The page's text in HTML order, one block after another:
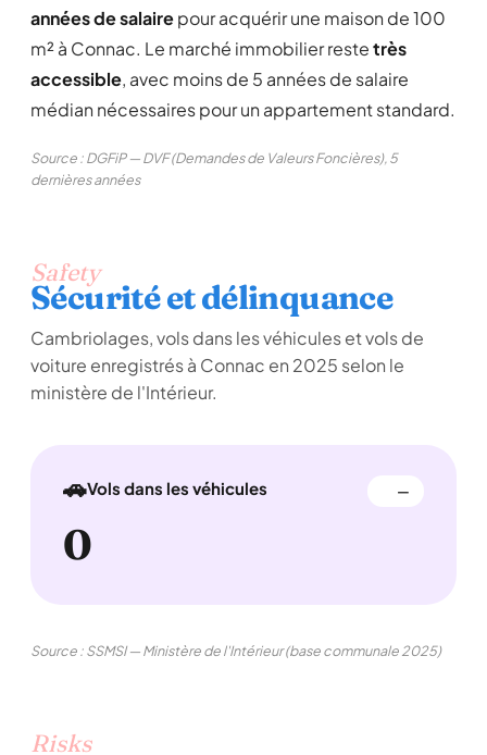
années de salairepour acquérir une maison de 100
m² à Connac. Le marché immobilier restetrès
accessible, avec moins de 5 années de salaire
médian nécessaires pour un appartement standard.
Source : DGFiP — DVF (Demandes de Valeurs Foncières), 5
dernières années
Safety
Sécurité et délinquance
Cambriolages, vols dans les véhicules et vols de
voiture enregistrés à Connac en 2025 selon le
ministère de l'Intérieur.
🚗Vols dans les véhicules —
0
Source : SSMSI — Ministère de l'Intérieur (base communale 2025)
Risks